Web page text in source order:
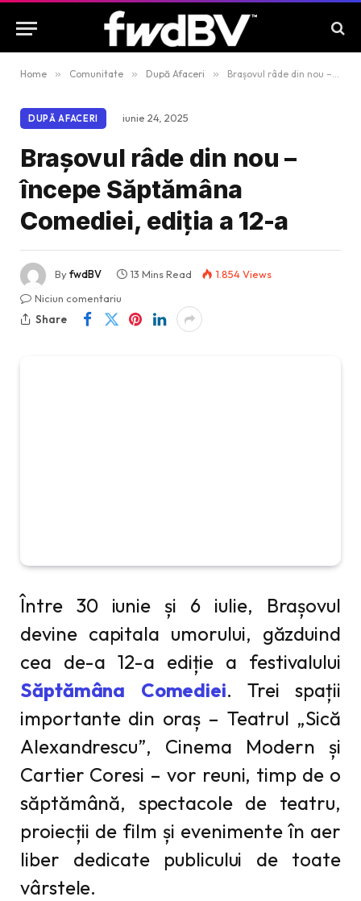
Home » Comunitate » După Afaceri » Brașovul râde din nou – începe Săptămâna Comediei, ediția a 12-a
DUPĂ AFACERI iunie 24, 2025
Brașovul râde din nou –
începe Săptămâna
Comediei, ediția a 12-a
ByfwdBV 13 Mins Read 1.854Views
Niciun comentariu
Share
Între 30 iunie și 6 iulie, Brașovul
devine capitala umorului, găzduind
cea de-a 12-a ediție a festivalului
Săptămâna Comediei. Trei spații
importante din oraș – Teatrul „Sică
Alexandrescu”, Cinema Modern și
Cartier Coresi – vor reuni, timp de o
săptămână, spectacole de teatru,
proiecții de film și evenimente în aer
liber dedicate publicului de toate
vârstele.